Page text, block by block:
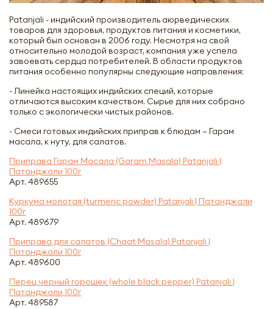
Patanjali - индийский производитель аюрведических
товаров для здоровья, продуктов питания и косметики,
который был основан в 2006 году. Несмотря на свой
относительно молодой возраст, компания уже успела
завоевать сердца потребителей. В области продуктов
питания особенно популярны следующие направления:
- Линейка настоящих индийских специй, которые
отличаются высоким качеством. Сырье для них собрано
только с экологически чистых районов.
- Смеси готовых индийских приправ к блюдам – Гарам
масала, к нуту, для салатов.
Приправа Гарам Масала (Garam Masala) Patanjali |
Патанджали 100г
Арт. 489655
Куркума молотая (turmeric powder) Patanjali | Патанджали
100г
Арт. 489679
Приправа для салатов (Chaat Masala) Patanjali |
Патанджали 100г
Арт. 489600
Перец черный горошек (whole black pepper) Patanjali |
Патанджали 100г
Арт. 489587